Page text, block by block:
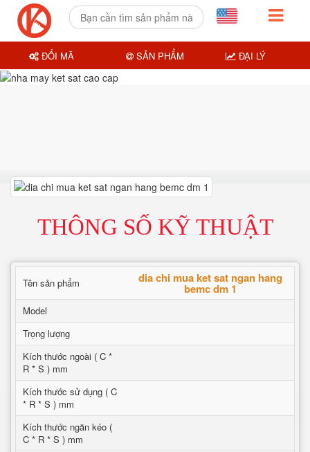
THÔNG SỐ KỸ THUẬT
Tên sản phẩm dia chi mua ket sat ngan hang
bemc dm 1
Model
Trọng lượng
Kích thước ngoài ( C *
R * S ) mm
Kích thước sử dụng ( C
* R * S ) mm
Kích thước ngăn kéo (
C * R * S ) mm
ĐỔI MÃ SẢN PHẨM ĐẠI LÝ